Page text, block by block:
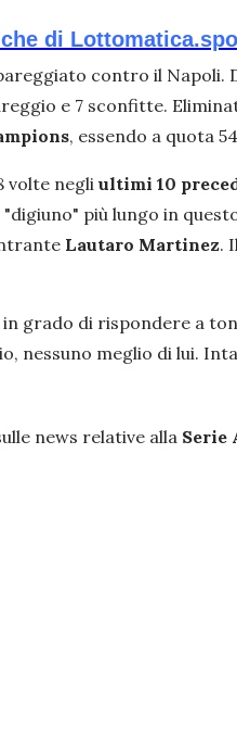
di
contro il Napoli.
e 7 sconfitte.
, essendo a quota
volte negli ultimi 10
più lungo in
Lautaro Martinez.
grado di rispondere a
nessuno meglio di lui.
news relative alla Serie